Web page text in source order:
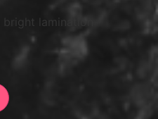
lamination